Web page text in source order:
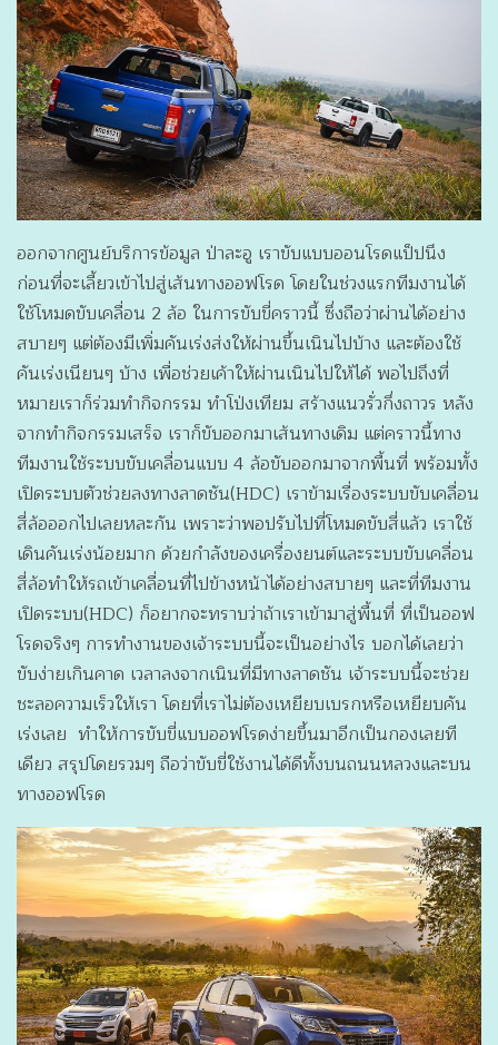
ออกจากศูนย์บริการข้อมูล ป่าละอู เราขับแบบออนโรดแป็ปนึง
ก่อนที่จะเลี้ยวเข้าไปสู่เส้นทางออฟโรด โดยในช่วงแรกทีมงานได้
ใช้โหมดขับเคลื่อน 2 ล้อ ในการขับขี่คราวนี้ ซึ่งถือว่าผ่านได้อย่าง
สบายๆ แต่ต้องมีเพิ่มคันเร่งส่งให้ผ่านขึ้นเนินไปบ้าง และต้องใช้
คันเร่งเนียนๆ บ้าง เพื่อช่วยเค้าให้ผ่านเนินไปให้ได้ พอไปถึงที่
หมายเราก็ร่วมทำกิจกรรม ทำโป่งเทียม สร้างแนวรั่วกึ่งถาวร หลัง
จากทำกิจกรรมเสร็จ เราก็ขับออกมาเส้นทางเดิม แต่คราวนี้ทาง
ทีมงานใช้ระบบขับเคลื่อนแบบ 4 ล้อขับออกมาจากพื้นที่ พร้อมทั้ง
เปิดระบบตัวช่วยลงทางลาดชัน(HDC) เราข้ามเรื่องระบบขับเคลื่อน
สี่ล้อออกไปเลยหละกัน เพราะว่าพอปรับไปที่โหมดขับสี่แล้ว เราใช้
เดินคันเร่งน้อยมาก ด้วยกำลังของเครื่องยนต์และระบบขับเคลื่อน
สี่ล้อทำให้รถเข้าเคลื่อนที่ไปข้างหน้าได้อย่างสบายๆ และที่ทีมงาน
เปิดระบบ(HDC) ก็อยากจะทราบว่าถ้าเราเข้ามาสู่พื้นที่ ที่เป็นออฟ
โรดจริงๆ การทำงานของเจ้าระบบนี้จะเป็นอย่างไร บอกได้เลยว่า
ขับง่ายเกินคาด เวลาลงจากเนินที่มีทางลาดชัน เจ้าระบบนี้จะช่วย
ชะลอความเร็วให้เรา โดยที่เราไม่ต้องเหยียบเบรกหรือเหยียบคัน
เร่งเลย ทำให้การขับขี่แบบออฟโรดง่ายขึ้นมาอีกเป็นกองเลยที
เดียว สรุปโดยรวมๆ ถือว่าขับขี่ใช้งานได้ดีทั้งบนถนนหลวงและบน
ทางออฟโรด